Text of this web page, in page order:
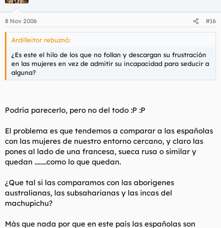
8 Nov 2006 #16
Ardilleitor rebuznó:
¿Es este el hilo de los que no follan y descargan su frustración
en las mujeres en vez de admitir su incapacidad para seducir a
alguna?
Podría parecerlo, pero no del todo :P :P
El problema es que tendemos a comparar a las españolas
con las mujeres de nuestro entorno cercano, y claro las
pones al lado de una francesa, sueca rusa o similar y
quedan ........como lo que quedan.
¿Que tal si las comparamos con las aborigenes
australianas, las subsaharianas y las incas del
machupichu?
Más que nada por que en este país las españolas son